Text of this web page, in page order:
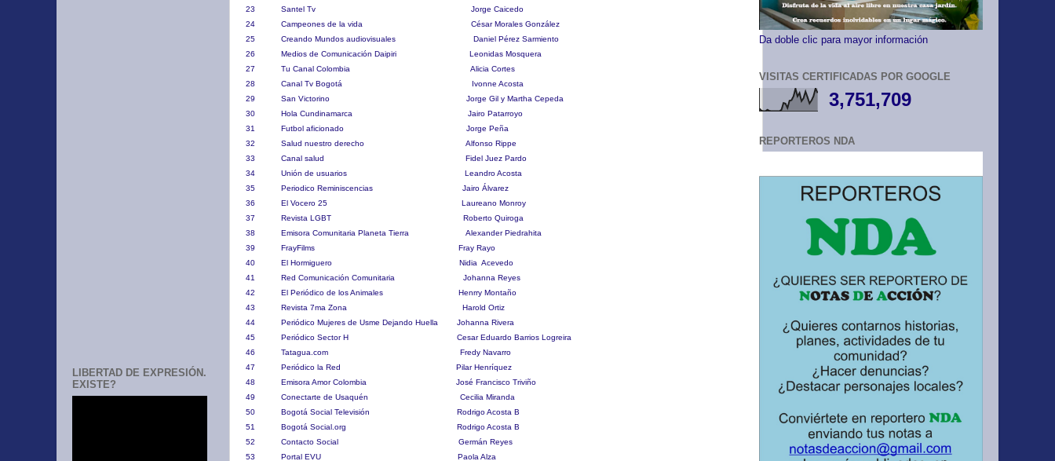
23 Santel Tv Jorge Caicedo
24 Campeones de la vida César Morales González
25 Creando Mundos audiovisuales Daniel Pérez Sarmiento
26 Medios de Comunicación Daipiri Leonidas Mosquera
27 Tu Canal Colombia Alicia Cortes
28 Canal Tv Bogotá Ivonne Acosta
29 San Victorino Jorge Gil y Martha Cepeda
30 Hola Cundinamarca Jairo Patarroyo
31 Futbol aficionado Jorge Peña
32 Salud nuestro derecho Alfonso Rippe
33 Canal salud Fidel Juez Pardo
34 Unión de usuarios Leandro Acosta
35 Periodico Reminiscencias Jairo Álvarez
36 El Vocero 25 Laureano Monroy
37 Revista LGBT Roberto Quiroga
38 Emisora Comunitaria Planeta Tierra Alexander Piedrahita
39 FrayFilms Fray Rayo
40 El Hormiguero Nidia Acevedo
41 Red Comunicación Comunitaria Johanna Reyes
42 El Periódico de los Animales Henrry Montaño
43 Revista 7ma Zona Harold Ortiz
44 Periódico Mujeres de Usme Dejando Huella Johanna Rivera
45 Periódico Sector H Cesar Eduardo Barrios Logreira
46 Tatagua.com Fredy Navarro
47 Periódico la Red Pilar Henríquez
48 Emisora Amor Colombia José Francisco Triviño
49 Conectarte de Usaquén Cecilia Miranda
50 Bogotá Social Televisión Rodrigo Acosta B
51 Bogotá Social.org Rodrigo Acosta B
52 Contacto Social Germán Reyes
53 Portal EVU Paola Alza
LIBERTAD DE EXPRESIÓN.
EXISTE?
Da doble clic para mayor información
VISITAS CERTIFICADAS POR GOOGLE
3,751,709
REPORTEROS NDA